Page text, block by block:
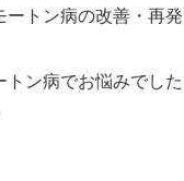
ートン病の改善・再
トン病でお悩みでし